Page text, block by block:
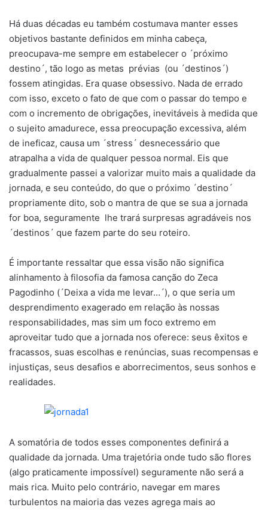
Há duas décadas eu também costumava manter esses
objetivos bastante definidos em minha cabeça,
preocupava-me sempre em estabelecer o ´próximo
destino´, tão logo as metas prévias (ou ´destinos´)
fossem atingidas. Era quase obsessivo. Nada de errado
com isso, exceto o fato de que com o passar do tempo e
com o incremento de obrigações, inevitáveis à medida que
o sujeito amadurece, essa preocupação excessiva, além
de ineficaz, causa um ´stress´ desnecessário que
atrapalha a vida de qualquer pessoa normal. Eis que
gradualmente passei a valorizar muito mais a qualidade da
jornada, e seu conteúdo, do que o próximo ´destino´
propriamente dito, sob o mantra de que se sua a jornada
for boa, seguramente lhe trará surpresas agradáveis nos
´destinos´ que fazem parte do seu roteiro.
É importante ressaltar que essa visão não significa
alinhamento à filosofia da famosa canção do Zeca
Pagodinho (´Deixa a vida me levar…´), o que seria um
desprendimento exagerado em relação às nossas
responsabilidades, mas sim um foco extremo em
aproveitar tudo que a jornada nos oferece: seus êxitos e
fracassos, suas escolhas e renúncias, suas recompensas e
injustiças, seus desafios e aborrecimentos, seus sonhos e
realidades.
A somatória de todos esses componentes definirá a
qualidade da jornada. Uma trajetória onde tudo são flores
(algo praticamente impossível) seguramente não será a
mais rica. Muito pelo contrário, navegar em mares
turbulentos na maioria das vezes agrega mais ao